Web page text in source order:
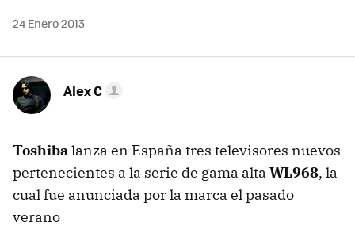
24 Enero 2013
Alex C
Toshibalanza en España tres televisores nuevos
pertenecientes a la serie de gama alta WL968, la
cual fue anunciada por la marca el pasado
verano